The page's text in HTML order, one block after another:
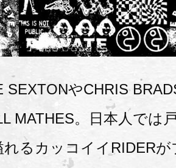
SEXTONやCHRIS
MATHES。日本人では
れるカッコイイRIDER